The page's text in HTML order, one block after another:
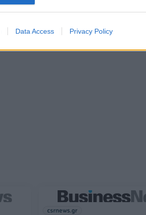
Data Access Privacy Policy
csrnews.gr